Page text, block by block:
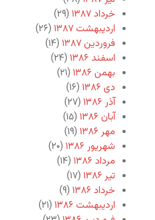
خرداد ۱۳۸۷
(۲۹)
اردیبهشت ۱۳۸۷
(۲۶)
فروردین ۱۳۸۷
(۱۴)
اسفند ۱۳۸۶
(۲۴)
بهمن ۱۳۸۶
(۲۱)
دی ۱۳۸۶
(۱۶)
آذر ۱۳۸۶
(۲۷)
آبان ۱۳۸۶
(۱۵)
مهر ۱۳۸۶
(۱۹)
شهریور ۱۳۸۶
(۲۰)
مرداد ۱۳۸۶
(۱۴)
تیر ۱۳۸۶
(۱۷)
خرداد ۱۳۸۶
(۹)
اردیبهشت ۱۳۸۶
(۲۱)